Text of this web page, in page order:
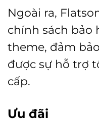
Ngoài ra,
chính sách bảo
theme, đảm
được sự hỗ trợ
cấp.
Ưu đãi